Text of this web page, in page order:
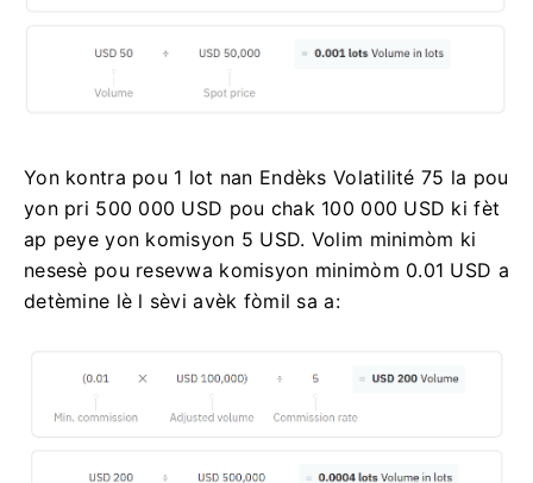
Yon kontra pou 1 lot nan Endèks Volatilité 75 la pou
yon pri 500 000 USD pou chak 100 000 USD ki fèt
ap peye yon komisyon 5 USD. Volim minimòm ki
nesesè pou resevwa komisyon minimòm 0.01 USD a
detèmine lè l sèvi avèk fòmil sa a: